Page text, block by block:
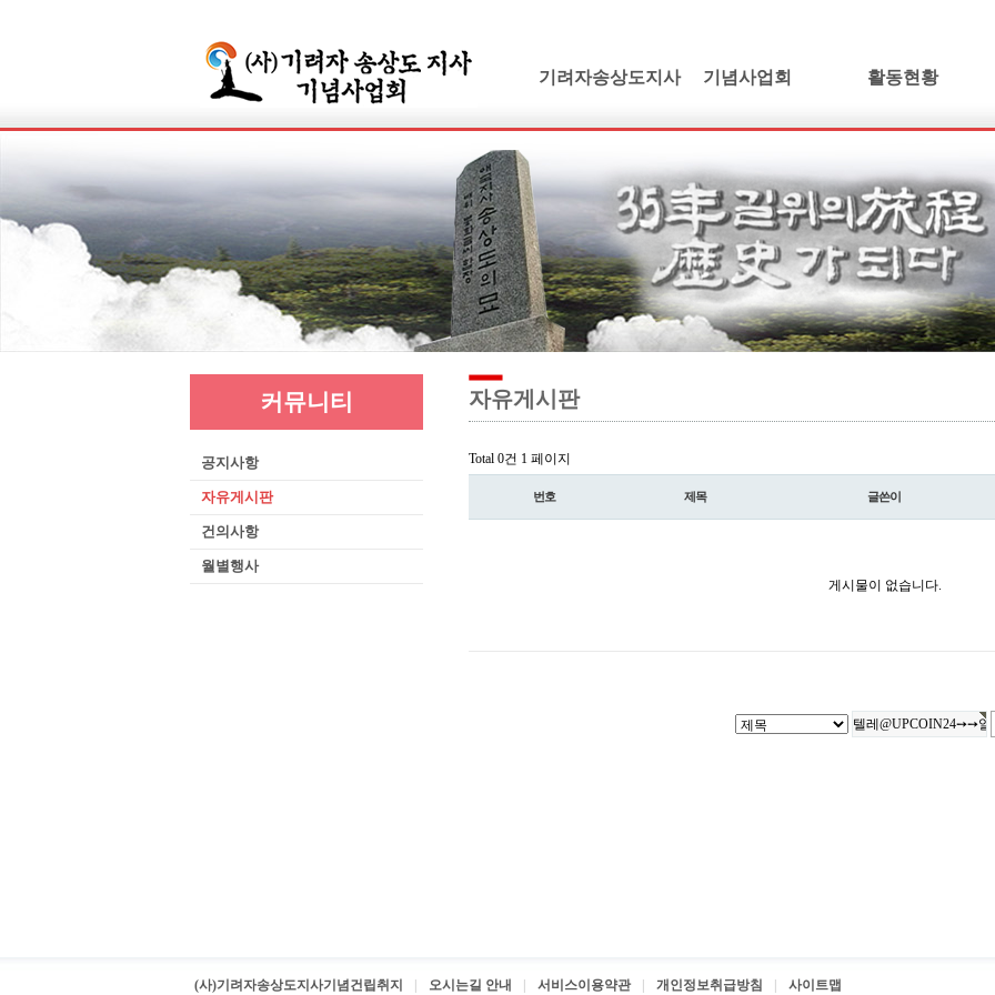
기려자송상도지사
연보 및 가계도
기려수필집필동기
생애와사상
유묵과유품
연혁지
추모의글
기념사업회
인사말
정관 및 조직도
임원현황
사업계획
정기총회자료
오시는길
활동현황
학술발표회논단
동영상갤러리
소설/기려수필
만화/기려수필
드라마/기려수필
오페라/기려수필
커뮤니티
공지사항
자유게시판
건의사항
월별행사
자유게시판
Total 0건 1 페이지
번호 제목 글쓴이
게시물이 없습니다.
(사)기려자송상도지사기념건립취지 오시는길 안내 서비스이용약관 개인정보취급방침 사이트맵